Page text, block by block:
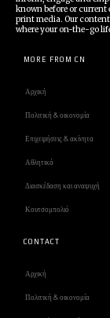
known before or
print media. Our
where your on-the-go
MORE FROM CN
Αρχική
Πολιτική & οικονομία
Επιχειρήσεις & ακίνητα
Αθλητικά
Διασκέδαση και αναψυχή
Κουτσομπολιό
CONTACT
Αρχική
Πολιτική & οικονομία